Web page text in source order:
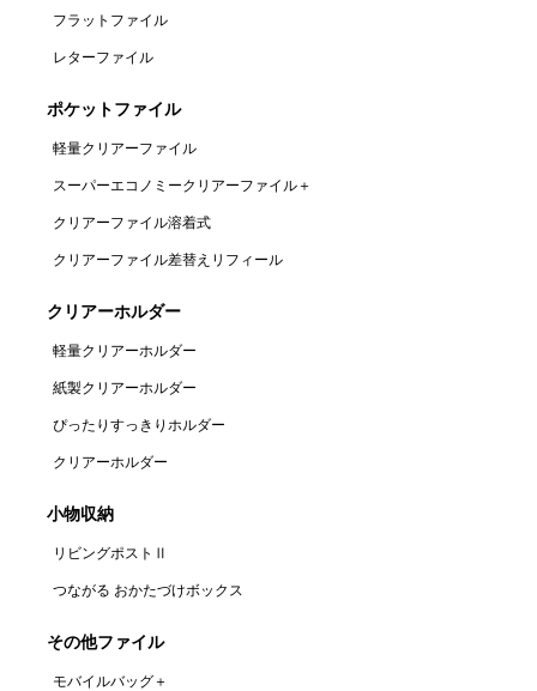
フラットファイル
レターファイル
ポケットファイル
軽量クリアーファイル
スーパーエコノミークリアーファイル＋
クリアーファイル溶着式
クリアーファイル差替えリフィール
クリアーホルダー
軽量クリアーホルダー
紙製クリアーホルダー
ぴったりすっきりホルダー
クリアーホルダー
小物収納
リビングポストⅡ
つながる おかたづけボックス
その他ファイル
モバイルバッグ＋